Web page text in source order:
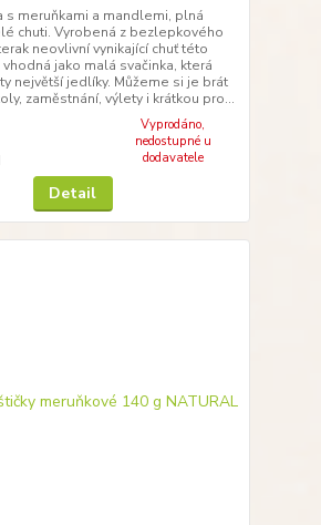
s meruňkami a mandlemi, plná
chuti. Vyrobená z bezlepkového
neovlivní vynikající chuť této
vhodná jako malá svačinka, která
největší jedlíky. Můžeme si je brát
zaměstnání, výlety i krátkou pro...
Vyprodáno,
nedostupné u
dodavatele
Detail